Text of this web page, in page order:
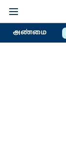
அண்மை